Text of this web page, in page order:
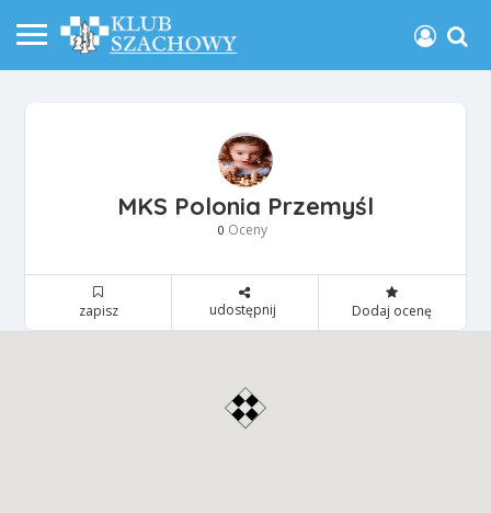
MKS Polonia Przemyśl
0 Oceny
zapisz udostępnij Dodaj ocenę